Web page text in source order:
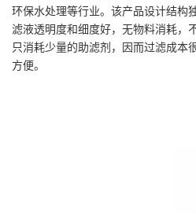
环保水处理等行业。该产品设计结构
滤液透明度和细度好，无物料消耗，
只消耗少量的助滤剂，因而过滤成本
方便。